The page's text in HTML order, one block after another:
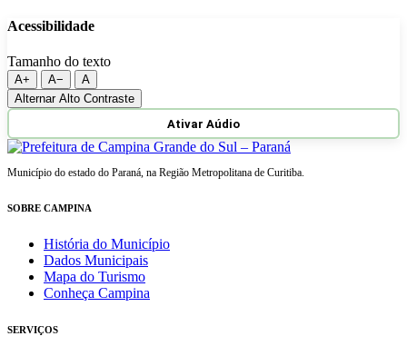
Acessibilidade
Tamanho do texto
A+ A−
A
Alternar Alto Contraste
Ativar Aúdio
Município do estado do Paraná, na Região Metropolitana de Curitiba.
SOBRE CAMPINA
História do Município
Dados Municipais
Mapa do Turismo
Conheça Campina
SERVIÇOS